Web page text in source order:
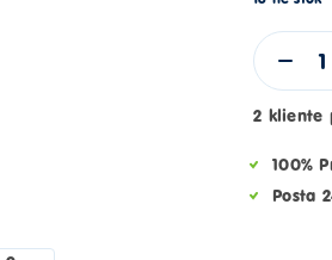
2 kliente
100%
Posta